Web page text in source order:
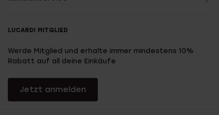
LUCARDI MITGLIED
Werde Mitglied und erhalte immer mindestens 10%
Rabatt auf all deine Einkäufe
Jetzt anmelden